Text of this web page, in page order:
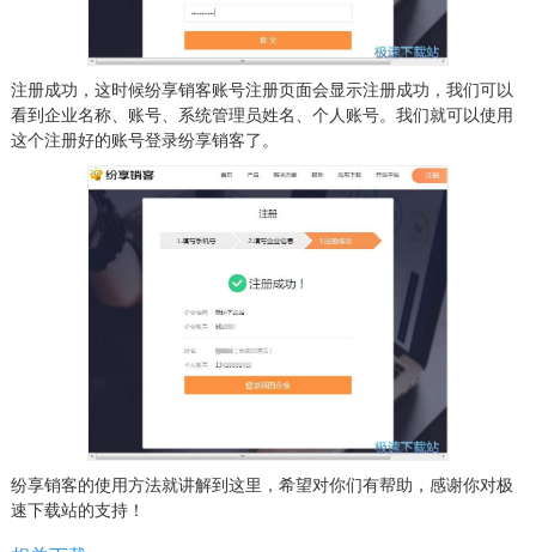
注册成功，这时候纷享销客账号注册页面会显示注册成功，我们可以
看到企业名称、账号、系统管理员姓名、个人账号。我们就可以使用
这个注册好的账号登录纷享销客了。
纷享销客的使用方法就讲解到这里，希望对你们有帮助，感谢你对极
速下载站的支持！